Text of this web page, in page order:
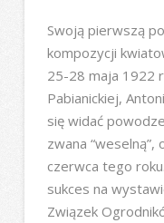
Swoją pierwszą
kompozycji
25-28 maja 1922
Pabianickiej,
się widać
zwana “weselną”,
czerwca tego
sukces na
Związek